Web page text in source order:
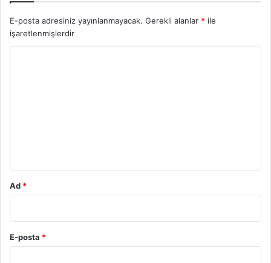
E-posta adresiniz yayınlanmayacak. Gerekli alanlar * ile
işaretlenmişlerdir
Ad *
E-posta *